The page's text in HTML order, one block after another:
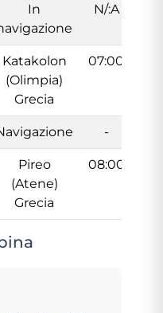
In
N/:A
Katakolon
(Olimpia)
Grecia
07:00
-
Pireo
(Atene)
Grecia
08:00